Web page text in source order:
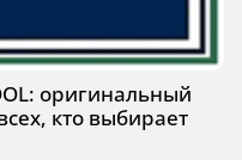
оригинальный
кто выбирает